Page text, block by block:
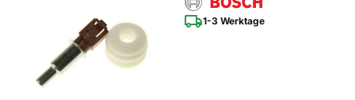
1-3 Werktage